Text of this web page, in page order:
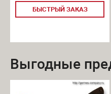
БЫСТРЫЙ ЗАКАЗ
Выгодные